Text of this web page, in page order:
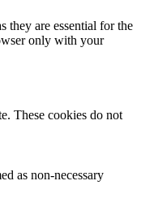
they are essential for the
only with your
These cookies do not
as non-necessary